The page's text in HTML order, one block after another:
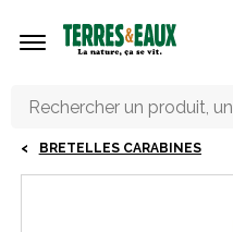
BRETELLES CARABINES